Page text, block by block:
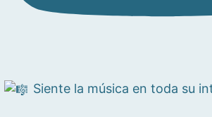
Siente la música en toda su